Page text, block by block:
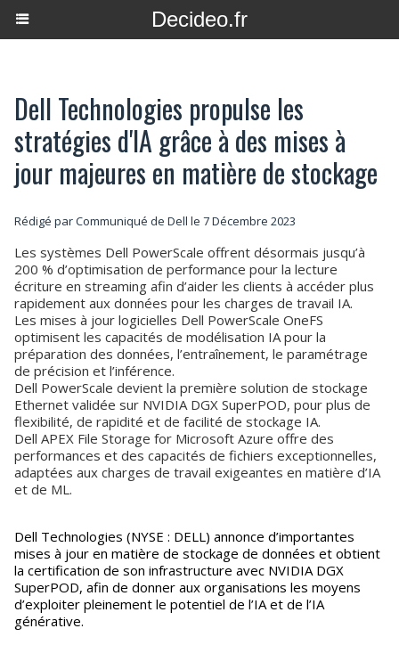
Decideo.fr
Dell Technologies propulse les
stratégies d'IA grâce à des mises à
jour majeures en matière de stockage
Rédigé par Communiqué de Dell le 7 Décembre 2023
Les systèmes Dell PowerScale offrent désormais jusqu’à
200 % d’optimisation de performance pour la lecture
écriture en streaming afin d’aider les clients à accéder plus
rapidement aux données pour les charges de travail IA.
Les mises à jour logicielles Dell PowerScale OneFS
optimisent les capacités de modélisation IA pour la
préparation des données, l’entraînement, le paramétrage
de précision et l’inférence.
Dell PowerScale devient la première solution de stockage
Ethernet validée sur NVIDIA DGX SuperPOD, pour plus de
flexibilité, de rapidité et de facilité de stockage IA.
Dell APEX File Storage for Microsoft Azure offre des
performances et des capacités de fichiers exceptionnelles,
adaptées aux charges de travail exigeantes en matière d’IA
et de ML.
Dell Technologies (NYSE : DELL) annonce d’importantes
mises à jour en matière de stockage de données et obtient
la certification de son infrastructure avec NVIDIA DGX
SuperPOD, afin de donner aux organisations les moyens
d’exploiter pleinement le potentiel de l’IA et de l’IA
générative.